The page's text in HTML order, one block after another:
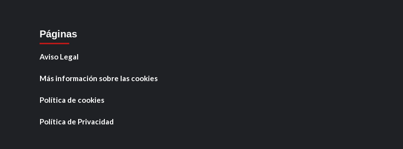
Páginas
Aviso Legal
Más información sobre las cookies
Política de cookies
Política de Privacidad